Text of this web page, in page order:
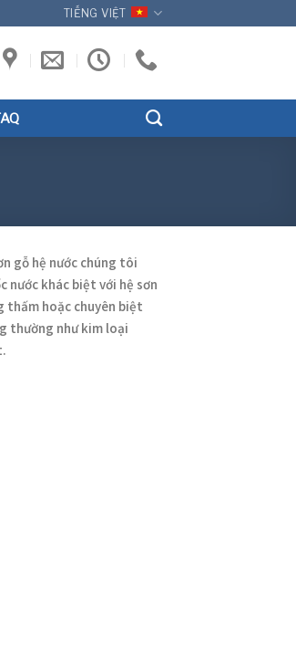
TIẾNG VIỆT
gỗ hệ nước chúng tôi
nước khác biệt với hệ sơn
thấm hoặc chuyên biệt
thường như kim loại